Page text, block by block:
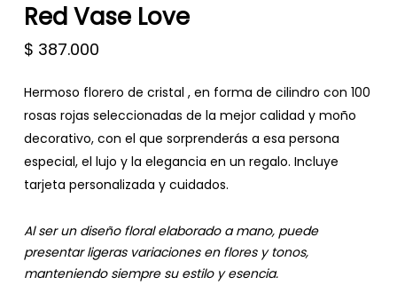
Red Vase Love
$ 387.000
Hermoso florero de cristal , en forma de cilindro con 100
rosas rojas seleccionadas de la mejor calidad y moño
decorativo, con el que sorprenderás a esa persona
especial, el lujo y la elegancia en un regalo. Incluye
tarjeta personalizada y cuidados.
Al ser un diseño floral elaborado a mano, puede
presentar ligeras variaciones en flores y tonos,
manteniendo siempre su estilo y esencia.